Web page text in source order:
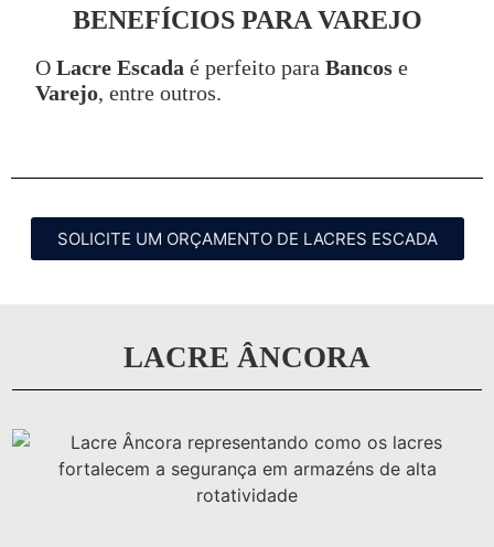
BENEFÍCIOS PARA VAREJO
O Lacre Escada é perfeito para Bancos e
Varejo, entre outros.
SOLICITE UM ORÇAMENTO DE LACRES ESCADA
LACRE ÂNCORA